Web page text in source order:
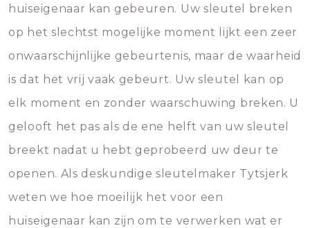
huiseigenaar kan gebeuren. Uw sleutel breken
op het slechtst mogelijke moment lijkt een zeer
onwaarschijnlijke gebeurtenis, maar de waarheid
is dat het vrij vaak gebeurt. Uw sleutel kan op
elk moment en zonder waarschuwing breken. U
gelooft het pas als de ene helft van uw sleutel
breekt nadat u hebt geprobeerd uw deur te
openen. Als deskundige sleutelmaker Tytsjerk
weten we hoe moeilijk het voor een
huiseigenaar kan zijn om te verwerken wat er